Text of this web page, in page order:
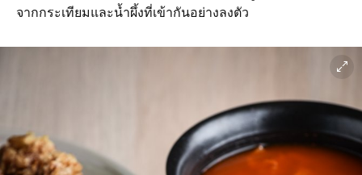
จากกระเทียมและน้ำผึ้งที่เข้ากันอย่างลงตัว